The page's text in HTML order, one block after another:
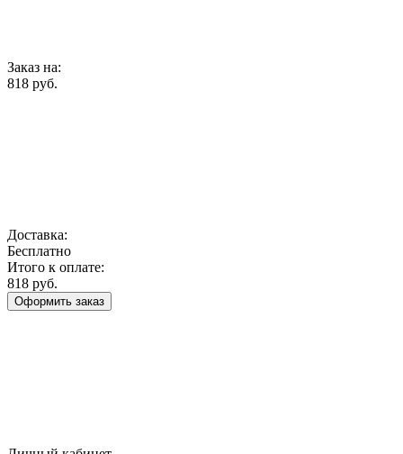
Заказ на:
818 руб.
Доставка:
Бесплатно
Итого к оплате:
818 руб.
Оформить заказ